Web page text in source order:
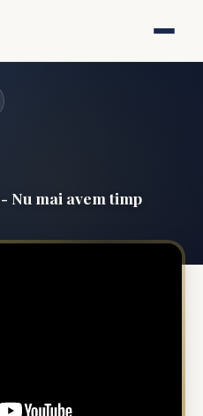
Nu mai avem timp